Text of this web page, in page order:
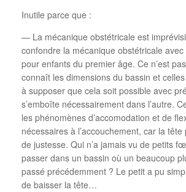
Inutile parce que :
— La mécanique obstétricale est
confondre la mécanique obstétricale
pour enfants du premier âge. Ce n’est
connaît les dimensions du bassin et
à supposer que cela soit possible avec
s’emboîte nécessairement dans l’autre.
les phénomènes d’accomodation et de
nécessaires à l’accouchement, car la
de justesse. Qui n’a jamais vu de petits
passer dans un bassin où un beaucoup
passé précédemment ? Le petit a pu
de baisser la tête…